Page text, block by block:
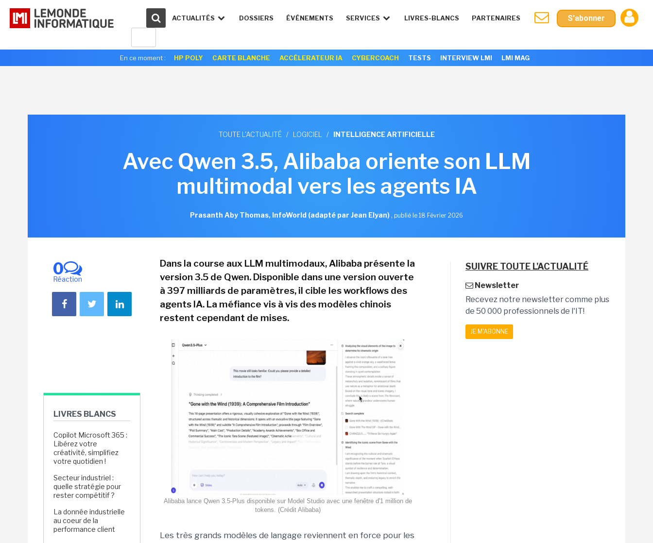
ACTUALITÉS DOSSIERS ÉVÉNEMENTS SERVICES LIVRES-BLANCS PARTENAIRES S'abonner
En ce moment : HP POLY CARTE BLANCHE ACCÉLERATEUR IA CYBERCOACH TESTS INTERVIEW LMI LMI MAG
TOUTE L'ACTUALITÉ / LOGICIEL / INTELLIGENCE ARTIFICIELLE
Avec Qwen 3.5, Alibaba oriente son LLM
multimodal vers les agents IA
Prasanth Aby Thomas, InfoWorld (adapté par Jean Elyan), publié le 18 Février 2026
0
Réaction
LIVRES BLANCS
Copilot Microsoft 365 :
Libérez votre
créativité, simplifiez
votre quotidien !
Secteur industriel :
quelle stratégie pour
rester compétitif ?
La donnée industrielle
au coeur de la
performance client
Dans la course aux LLM multimodaux, Alibaba présente la
version 3.5 de Qwen. Disponible dans une version ouverte
à 397 milliards de paramètres, il cible les workflows des
agents IA. La méfiance vis à vis des modèles chinois
restent cependant de mises.
Alibaba lance Qwen 3.5-Plus disponible sur Model Studio avec une fenêtre d'1 million de
tokens. (Crédit Alibaba)
Les très grands modèles de langage reviennent en force pour les
SUIVRE TOUTE L'ACTUALITÉ
Newsletter
Recevez notre newsletter comme plus
de 50 000 professionnels de l'IT!
JE M'ABONNE